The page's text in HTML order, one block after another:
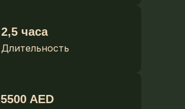
2,5 часа
Длительность
5500 AED